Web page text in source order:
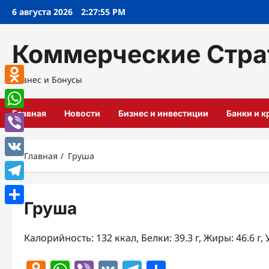
Перейти
6 августа 2026 2:27:56 PM
Коммерческие
Бизнес и Бонусы
Главная Новости Бизнес и инвестиции Банки и
Главная Груша
Груша
Калорийность: 132 ккал, Белки: 39.3 г, Жиры: 46.6 г,
Odnoklassniki
WhatsApp
Viber
VK
Telegram
Отправить